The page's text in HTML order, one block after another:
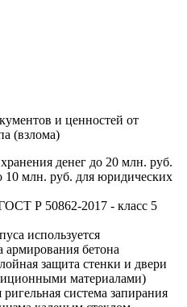
и ценностей от
(взлома)
денег до 20 млн. руб.
10 млн. руб. для юридических
Р 50862-2017 - класс 5
используется
армирования бетона
защита стенки и двери
материалами)
система запирания